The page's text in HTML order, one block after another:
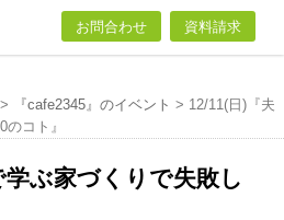
お問合わせ 資料請求
> 『cafe2345』のイベント > 12/11(日)『夫
コト』
ぶ家づくりで失敗し